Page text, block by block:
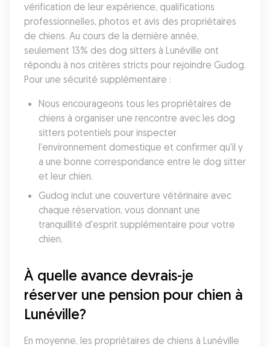
vérification de leur expérience, qualifications
professionnelles, photos et avis des propriétaires
de chiens. Au cours de la dernière année,
seulement 13% des dog sitters à Lunéville ont
répondu à nos critères stricts pour rejoindre Gudog.
Pour une sécurité supplémentaire :
Nous encourageons tous les propriétaires de
chiens à organiser une rencontre avec les dog
sitters potentiels pour inspecter
l'environnement domestique et confirmer qu'il y
a une bonne correspondance entre le dog sitter
et leur chien.
Gudog inclut une couverture vétérinaire avec
chaque réservation, vous donnant une
tranquillité d'esprit supplémentaire pour votre
chien.
À quelle avance devrais-je
réserver une pension pour chien à
Lunéville?
En moyenne, les propriétaires de chiens à Lunéville